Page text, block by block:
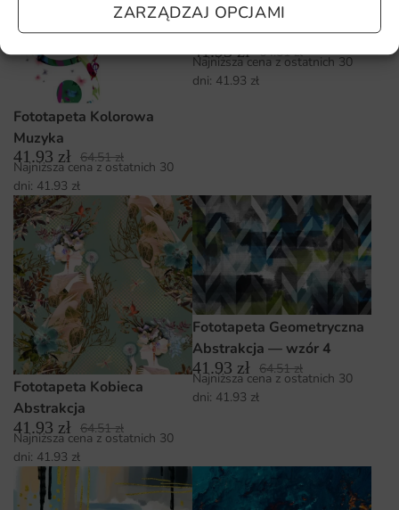
ZARZĄDZAJ OPCJAMI
Fototapeta Kolorowa
Muzyka
41.93 zł 64.51zł
Najniższa cena z ostatnich 30
dni: 41.93 zł
Fototapeta Kwiatowo
Złota Abstrakcja
41.93zł 64.51zł
Najniższa cena z ostatnich 30
dni: 41.93 zł
Fototapeta Kobieca
Abstrakcja
41.93 zł 64.51zł
Najniższa cena z ostatnich 30
dni: 41.93 zł
Fototapeta Geometryczna
Abstrakcja — wzór 4
41.93 zł 64.51zł
Najniższa cena z ostatnich 30
dni: 41.93 zł